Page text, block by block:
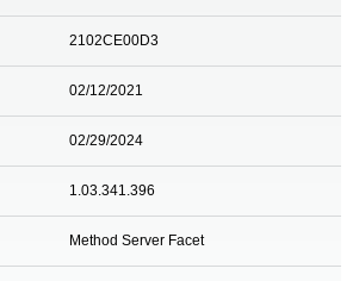
2102CE00D3
02/12/2021
02/29/2024
1.03.341.396
Method Server Facet